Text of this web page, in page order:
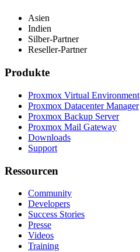
Asien
Indien
Silber-Partner
Reseller-Partner
Produkte
Proxmox Virtual Environment
Proxmox Datacenter Manager
Proxmox Backup Server
Proxmox Mail Gateway
Downloads
Support
Ressourcen
Community
Developers
Success Stories
Presse
Videos
Training